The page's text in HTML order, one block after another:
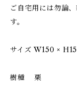
ご自宅用には勿論
す。
サイズ W150 ×
樹種 栗